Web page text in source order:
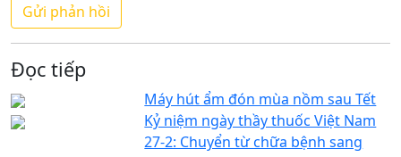
Đọc tiếp
Máy hút ẩm đón mùa nồm sau Tết
Kỷ niệm ngày thầy thuốc Việt Nam
27-2: Chuyển từ chữa bệnh sang